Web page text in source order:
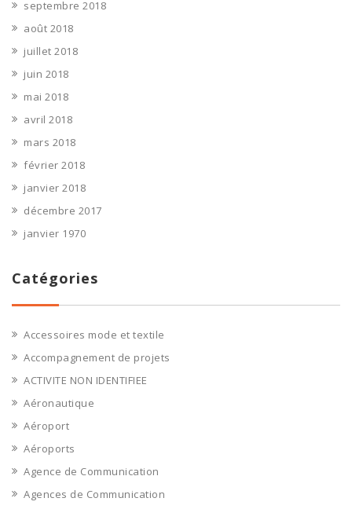
septembre 2018
août 2018
juillet 2018
juin 2018
mai 2018
avril 2018
mars 2018
février 2018
janvier 2018
décembre 2017
janvier 1970
Catégories
Accessoires mode et textile
Accompagnement de projets
ACTIVITE NON IDENTIFIEE
Aéronautique
Aéroport
Aéroports
Agence de Communication
Agences de Communication